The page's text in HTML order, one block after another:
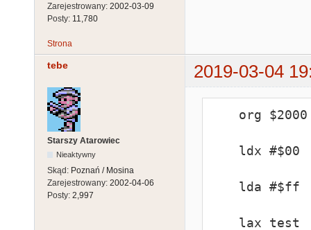
Zarejestrowany: 2002-03-09
Posty: 11,780
Strona
tebe 2019-03-04
Starszy Atarowiec
Nieaktywny
Skąd: Poznań / Mosina
Zarejestrowany: 2002-04-06
Posty: 2,997